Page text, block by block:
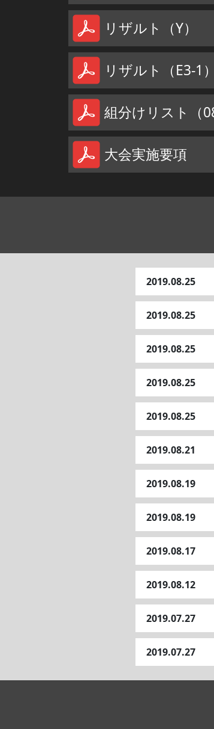
リザルト（Y）
リザルト（E3-1）
組分けリスト（
大会実施要項
2019.08.25
2019.08.25
2019.08.25
2019.08.25
2019.08.25
2019.08.21
2019.08.19
2019.08.19
2019.08.17
2019.08.12
2019.07.27
2019.07.27